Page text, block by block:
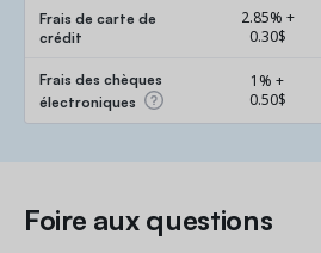
Frais de carte de
crédit
2.85% +
0.30$
Frais des chèques
électroniques
1% +
0.50$
Foire aux questions